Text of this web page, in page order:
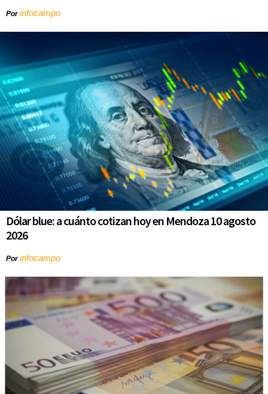
Porinfocampo
Dólar blue: a cuánto cotizan hoy en Mendoza 10 agosto
2026
Porinfocampo